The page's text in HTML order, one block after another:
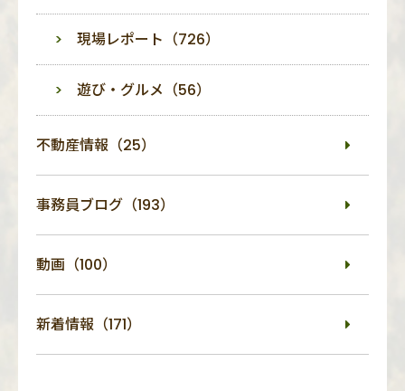
現場レポート（726）
遊び・グルメ（56）
不動産情報（25）
事務員ブログ（193）
動画（100）
新着情報（171）